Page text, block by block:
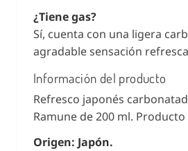
¿Tiene gas?
Sí, cuenta con una ligera
agradable sensación
Información del producto
Refresco japonés
Ramune de 200 ml.
Origen: Japón.